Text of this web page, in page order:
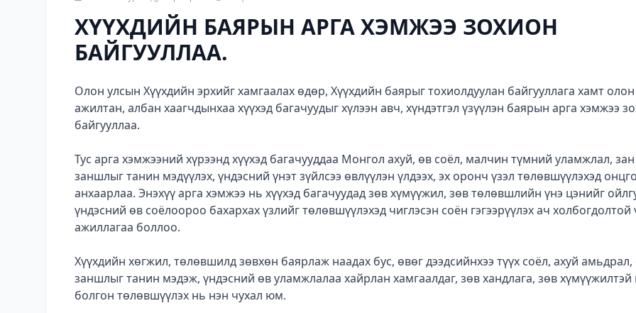
ХҮҮХДИЙН БАЯРЫН АРГА ХЭМЖЭЭ ЗОХИОН
БАЙГУУЛЛАА.
Олон улсын Хүүхдийн эрхийг хамгаалах өдөр, Хүүхдийн баярыг тохиолдуулан байгууллага хамт олон
ажилтан, албан хаагчдынхаа хүүхэд багачуудыг хүлээн авч, хүндэтгэл үзүүлэн баярын арга хэмжээ
байгууллаа.
Тус арга хэмжээний хүрээнд хүүхэд багачууддаа Монгол ахуй, өв соёл, малчин түмний уламжлал, зан
заншлыг танин мэдүүлэх, үндэсний үнэт зүйлсээ өвлүүлэн үлдээх, эх оронч үзэл төлөвшүүлэхэд
анхаарлаа. Энэхүү арга хэмжээ нь хүүхэд багачуудад зөв хүмүүжил, зөв төлөвшлийн үнэ цэнийг
үндэсний өв соёлоороо бахархах үзлийг төлөвшүүлэхэд чиглэсэн соён гэгээрүүлэх ач холбогдолтой
ажиллагаа боллоо.
Хүүхдийн хөгжил, төлөвшилд зөвхөн баярлаж наадах бус, өвөг дээдсийнхээ түүх соёл, ахуй амьдрал,
заншлыг танин мэдэж, үндэсний өв уламжлалаа хайрлан хамгаалдаг, зөв хандлага, зөв хүмүүжилтэй
болгон төлөвшүүлэх нь нэн чухал юм.